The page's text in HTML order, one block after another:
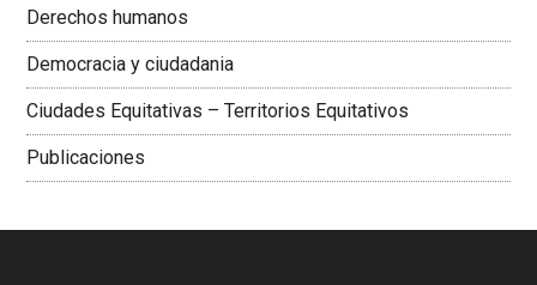
Derechos humanos
Democracia y ciudadania
Ciudades Equitativas – Territorios Equitativos
Publicaciones